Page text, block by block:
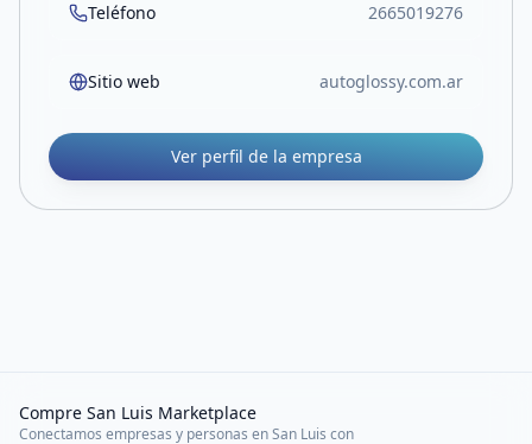
Teléfono 2665019276
Sitio web autoglossy.com.ar
Ver perfil de la empresa
Compre San Luis Marketplace
Conectamos empresas y personas en San Luis con